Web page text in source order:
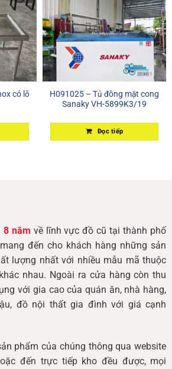
có lỗ
H091025 – Tủ đông mặt cong
Sanaky VH-5899K3/19
Đọc tiếp
8 năm về lĩnh vực đồ cũ tại thành phố
đến cho khách hàng những sản
lượng nhất với nhiều mẫu mã thuộc
nhau. Ngoài ra cửa hàng còn thu
với gia cao của quán ăn, nhà hàng,
đồ nội thất gia đình với giá cạnh
phẩm của chúng thông qua website
đến trực tiếp kho đều được, mọi